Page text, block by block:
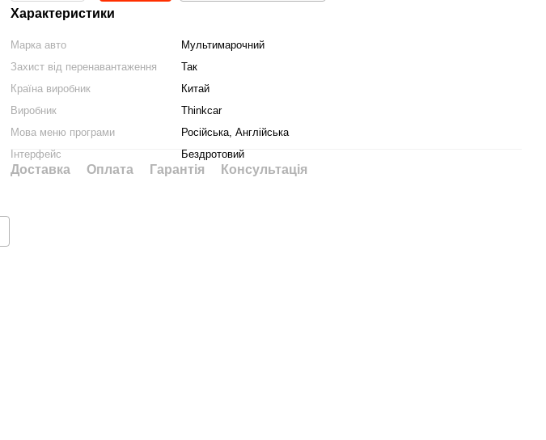
Разом дешевше
Характеристики
Марка авто
Мультимарочний
Захист від перенавантаження
Так
Країна виробник
Китай
Виробник
Thinkcar
Мова меню програми
Російська, Англійська
Інтерфейс
Бездротовий
Доставка Оплата Гарантія Консультація